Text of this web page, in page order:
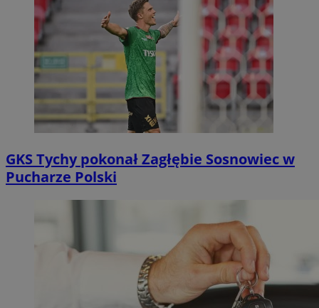
GKS Tychy pokonał Zagłębie Sosnowiec w
Pucharze Polski